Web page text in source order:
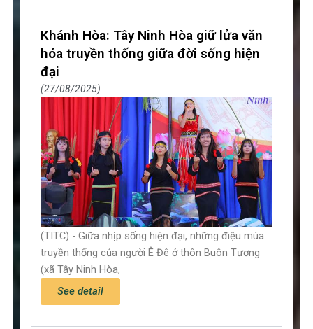
Khánh Hòa: Tây Ninh Hòa giữ lửa văn
hóa truyền thống giữa đời sống hiện
đại
27/08/2025
(TITC) - Giữa nhịp sống hiện đại, những điệu múa
truyền thống của người Ê Đê ở thôn Buôn Tương
(xã Tây Ninh Hòa,
See detail